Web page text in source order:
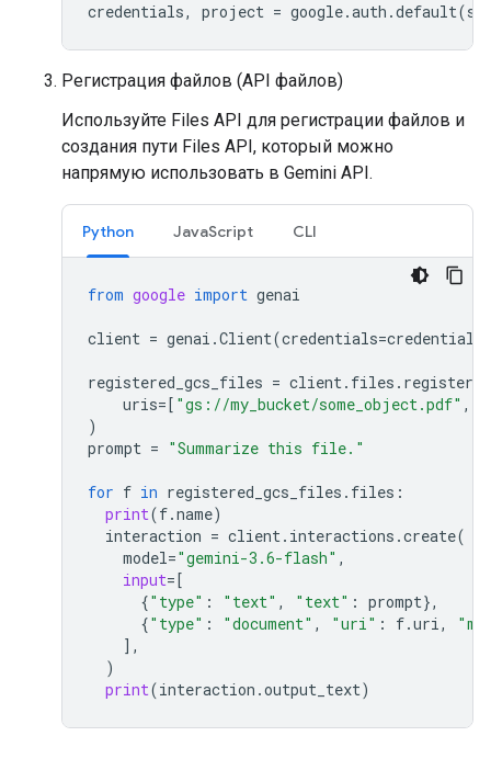
credentials, project = google.auth .default(
Регистрация файлов (API файлов)
Используйте Files API для регистрации файлов и
создания пути Files API, который можно
напрямую использовать в Gemini API.
Python JavaScript CLI
from google import genai
client = genai .Client(credentials=credentials
registered_gcs_files = client. files .
uris=[ "gs://my_bucket/some_object.pdf" ,
)
prompt = "Summarize this file."
for f in registered_gcs_files . files :
print(f.name)
interaction = client. interactions .create(
model="gemini-3.6-flash" ,
input=[
{"type" : "text" , "text" : prompt},
{"type" : "document" , "uri" : f.uri,
],
)
print(interaction .output_text)